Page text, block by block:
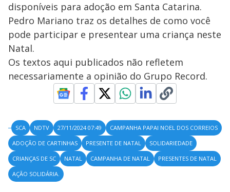
disponíveis para adoção em Santa Catarina.
Pedro Mariano traz os detalhes de como você
pode participar e presentear uma criança neste
Natal.
Os textos aqui publicados não refletem
necessariamente a opinião do Grupo Record.
SCA NDTV 27/11/2024 07:49
CAMPANHA PAPAI NOEL DOS CORREIOS
ADOÇÃO DE CARTINHAS
PRESENTE DE NATAL
SOLIDARIEDADE
CRIANÇAS DE SC
NATAL CAMPANHA DE NATAL
PRESENTES DE NATAL
AÇÃO SOLIDÁRIA.